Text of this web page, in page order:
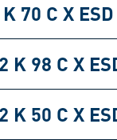
70 C X ESD
K 98 C X
K 50 C X